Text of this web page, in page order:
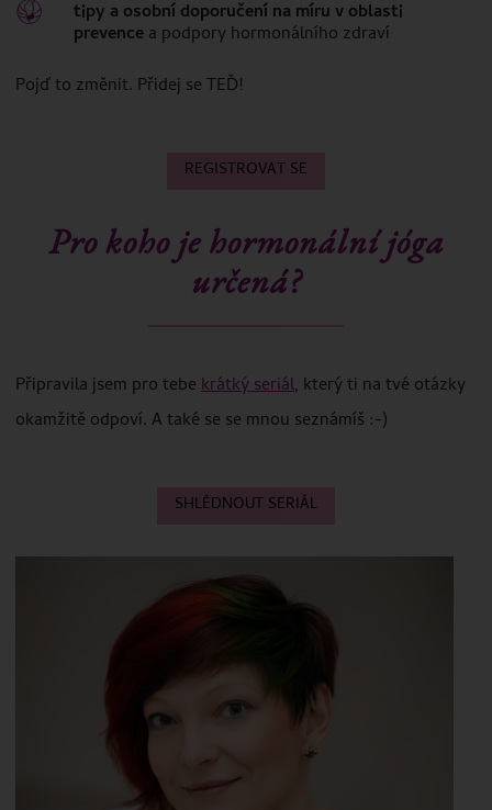
tipy a osobní doporučení na míru v oblasti
prevencea podpory hormonálního zdraví
Pojď to změnit. Přidej se TEĎ!
REGISTROVAT SE
Pro koho je hormonální jóga
určená?
Připravila jsem pro tebekrátký seriál, který ti na tvé otázky
okamžitě odpoví. A také se se mnou seznámíš :-)
SHLÉDNOUT SERIÁL